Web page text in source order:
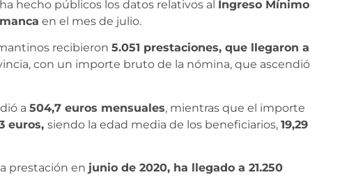
hecho públicos los datos relativos al Ingreso Mínimo
en el mes de julio.
recibieron 5.051 prestaciones, que llegaron a
con un importe bruto de la nómina, que ascendió
a 504,7 euros mensuales, mientras que el importe
euros, siendo la edad media de los beneficiarios, 19,29
prestación en junio de 2020, ha llegado a 21.250